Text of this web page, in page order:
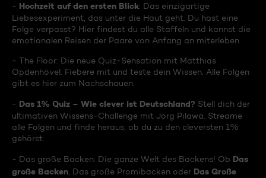
- Hochzeit auf den ersten Blick: Das einzigartige
Liebesexperiment, das unter die Haut geht. Du hast eine
Folge verpasst? Hier findest du alle Staffeln und kannst die
emotionalen Reisen der Paare von Anfang an miterleben.
- The Floor: Die neue Quiz-Sensation mit Matthias
Opdenhövel. Fiebere mit und teste dein Wissen. Alle Folgen
gibt es hier zum Nachschauen.
- Das 1% Quiz – Wie clever ist Deutschland? Stell dich der
ultimativen Wissens-Challenge mit Jörg Pilawa. Streame
alle Folgen und finde heraus, ob du zu den cleversten 1%
gehörst.
- Das große Backen: Die ganze Welt des Backens! Ob Das
große Backen , Das große Promibacken oder Das Große